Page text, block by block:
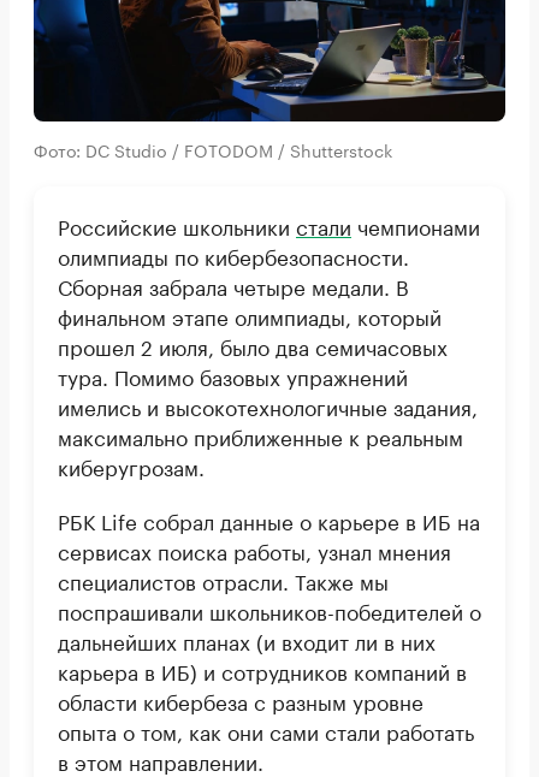
Фото: DC Studio / FOTODOM / Shutterstock
Российские школьники стали чемпионами
олимпиады по кибербезопасности.
Сборная забрала четыре медали. В
финальном этапе олимпиады, который
прошел 2 июля, было два семичасовых
тура. Помимо базовых упражнений
имелись и высокотехнологичные задания,
максимально приближенные к реальным
киберугрозам.
РБК Life собрал данные о карьере в ИБ на
сервисах поиска работы, узнал мнения
специалистов отрасли. Также мы
поспрашивали школьников-победителей о
дальнейших планах (и входит ли в них
карьера в ИБ) и сотрудников компаний в
области кибербеза с разным уровне
опыта о том, как они сами стали работать
в этом направлении.